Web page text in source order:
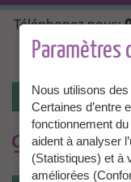
Aller
au
contenu
principal
Téléphonez-nous:
Ven. 10:00 -
Nous utilisons
Certaines d’entre
fonctionnement
aident à analyser
(Statistiques) et à
améliorées